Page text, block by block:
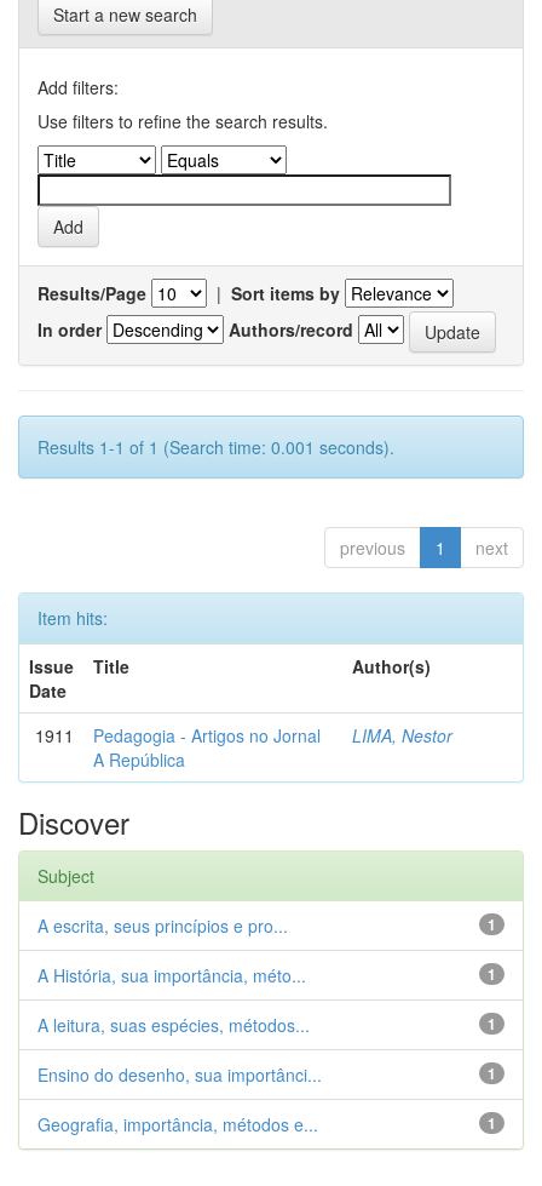
Start a new search
Add filters:
Use filters to refine the search results.
Results/Page | Sort items by
In order
Authors/record
Results 1-1 of 1 (Search time: 0.001 seconds).
previous 1 next
Item hits:
Issue
Date
Title Author(s)
1911
Pedagogia - Artigos no Jornal
A República
LIMA, Nestor
Discover
Subject
1
A escrita, seus princípios e pro...
1
A História, sua importância, méto...
1
A leitura, suas espécies, métodos...
1
Ensino do desenho, sua importânci...
1
Geografia, importância, métodos e...